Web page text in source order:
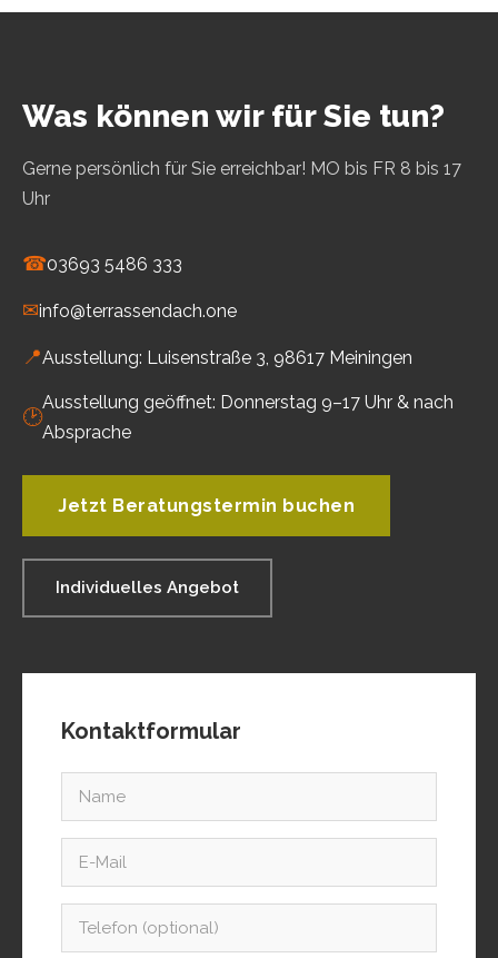
Was können wir für Sie tun?
Gerne persönlich für Sie erreichbar! MO bis FR 8 bis 17
Uhr
☎03693 5486 333
✉info@terrassendach.one
📍Ausstellung: Luisenstraße 3, 98617 Meiningen
🕑
Ausstellung geöffnet: Donnerstag 9–17 Uhr & nach
Absprache
Jetzt Beratungstermin buchen
Individuelles Angebot
Kontaktformular